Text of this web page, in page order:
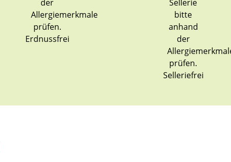
Erdnussfrei
Selleriefrei